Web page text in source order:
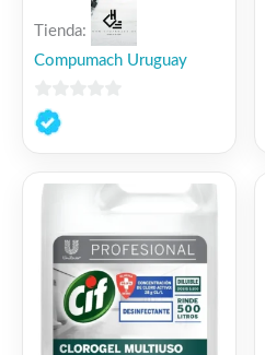
Tienda:
Compumach Uruguay
0
de